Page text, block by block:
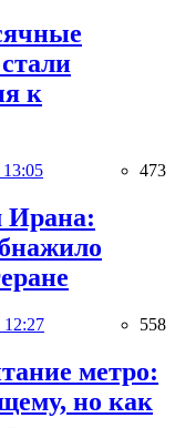
к
13:05 473
Ирана:
12:27 558
метро:
но как